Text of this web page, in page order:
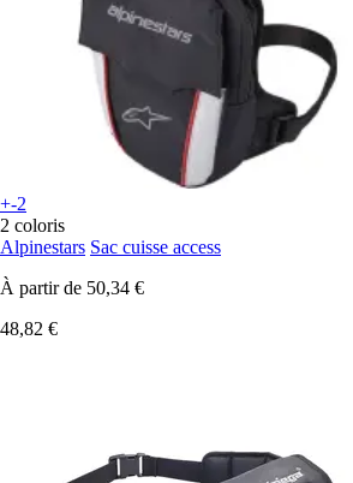
+-2
2 coloris
Alpinestars Sac cuisse access
À partir de 50,34 €
48,82 €